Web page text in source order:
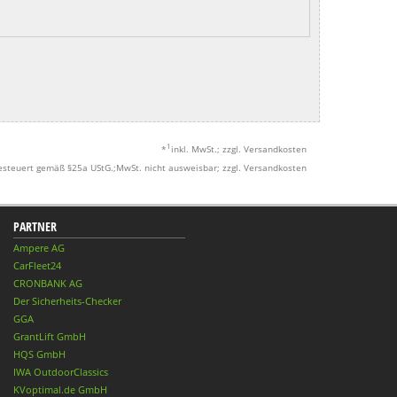
* 1 inkl. MwSt.; zzgl. Versandkosten
gemäß §25a UStG.;MwSt. nicht ausweisbar; zzgl. Versandkosten
PARTNER
Ampere AG
CarFleet24
CRONBANK AG
Der Sicherheits-Checker
GGA
GrantLift GmbH
HQS GmbH
IWA OutdoorClassics
KVoptimal.de GmbH